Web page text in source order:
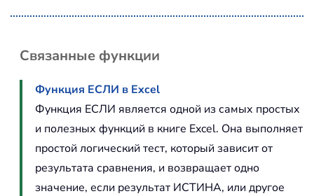
Связанные функции
Функция ЕСЛИ в Excel
Функция ЕСЛИ является одной из самых простых
и полезных функций в книге Excel. Она выполняет
простой логический тест, который зависит от
результата сравнения, и возвращает одно
значение, если результат ИСТИНА, или другое